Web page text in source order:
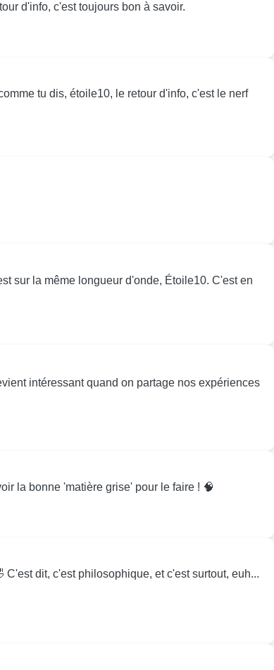
d'info, c'est toujours bon à savoir.
tu dis, étoile10, le retour d'info, c'est le nerf
sur la même longueur d'onde, Étoile10. C'est en
intéressant quand on partage nos expériences
la bonne 'matière grise' pour le faire ! 🧠
dit, c'est philosophique, et c'est surtout, euh...